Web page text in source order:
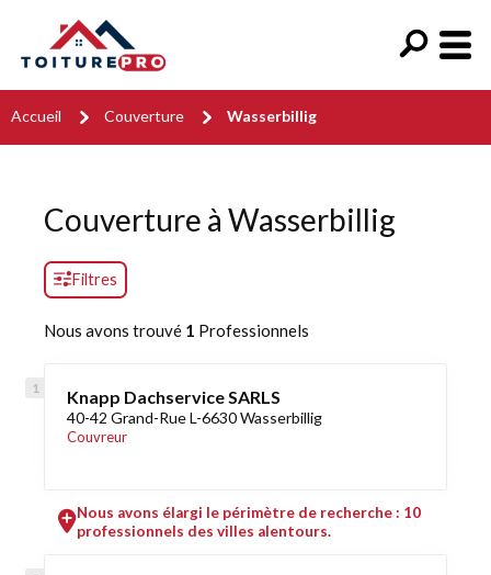
Accueil Couverture Wasserbillig
Couverture à Wasserbillig
Filtres
Nous avons trouvé 1 Professionnels
Knapp Dachservice SARLS
40-42 Grand-Rue L-6630 Wasserbillig
Couvreur
Nous avons élargi le périmètre de recherche : 10
professionnels des villes alentours.